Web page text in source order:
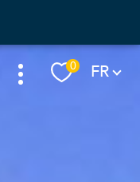
0 Langue
FR